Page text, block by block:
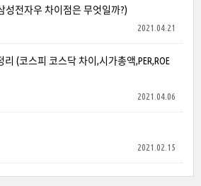
성전자우 차이점은 무엇일까?)
2021.04.21
(코스피 코스닥 차이,시가총액,PER,ROE
2021.04.06
2021.02.15